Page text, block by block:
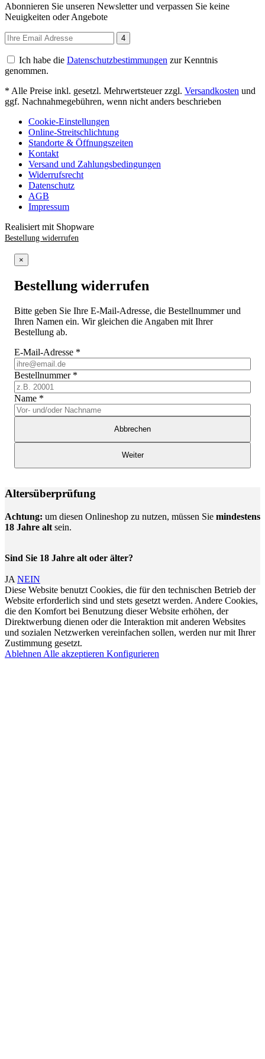
Abonnieren Sie unseren Newsletter und verpassen Sie keine
Neuigkeiten oder Angebote
4
Ich habe die Datenschutzbestimmungen zur Kenntnis
genommen.
* Alle Preise inkl. gesetzl. Mehrwertsteuer zzgl. Versandkosten und
ggf. Nachnahmegebühren, wenn nicht anders beschrieben
Cookie-Einstellungen
Online-Streitschlichtung
Standorte & Öffnungszeiten
Kontakt
Versand und Zahlungsbedingungen
Widerrufsrecht
Datenschutz
AGB
Impressum
Realisiert mit Shopware
Bestellung widerrufen
×
Bestellung widerrufen
Bitte geben Sie Ihre E-Mail-Adresse, die Bestellnummer und
Ihren Namen ein. Wir gleichen die Angaben mit Ihrer
Bestellung ab.
E-Mail-Adresse *
Bestellnummer *
Name *
Abbrechen
Weiter
Altersüberprüfung
Achtung: um diesen Onlineshop zu nutzen, müssen Sie mindestens
18 Jahre alt sein.
Sind Sie 18 Jahre alt oder älter?
JA NEIN
Diese Website benutzt Cookies, die für den technischen Betrieb der
Website erforderlich sind und stets gesetzt werden. Andere Cookies,
die den Komfort bei Benutzung dieser Website erhöhen, der
Direktwerbung dienen oder die Interaktion mit anderen Websites
und sozialen Netzwerken vereinfachen sollen, werden nur mit Ihrer
Zustimmung gesetzt.
Ablehnen Alle akzeptieren Konfigurieren